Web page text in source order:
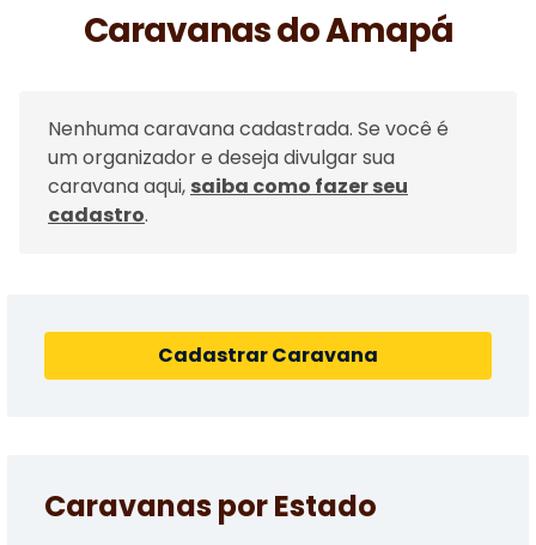
Caravanas do Amapá
Nenhuma caravana cadastrada. Se você é
um organizador e deseja divulgar sua
caravana aqui, saiba como fazer seu
cadastro.
Cadastrar Caravana
Caravanas por Estado